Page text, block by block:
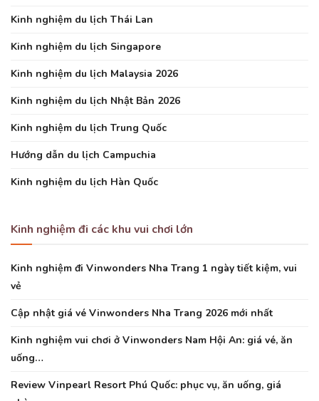
Kinh nghiệm du lịch Thái Lan
Kinh nghiệm du lịch Singapore
Kinh nghiệm du lịch Malaysia 2026
Kinh nghiệm du lịch Nhật Bản 2026
Kinh nghiệm du lịch Trung Quốc
Hướng dẫn du lịch Campuchia
Kinh nghiệm du lịch Hàn Quốc
Kinh nghiệm đi các khu vui chơi lớn
Kinh nghiệm đi Vinwonders Nha Trang 1 ngày tiết kiệm, vui
vẻ
Cập nhật giá vé Vinwonders Nha Trang 2026 mới nhất
Kinh nghiệm vui chơi ở Vinwonders Nam Hội An: giá vé, ăn
uống…
Review Vinpearl Resort Phú Quốc: phục vụ, ăn uống, giá